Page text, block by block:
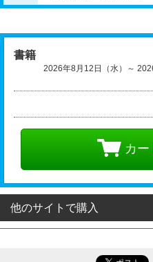
書籍
2026年8月12日（水）～
カー
他のサイトで購入